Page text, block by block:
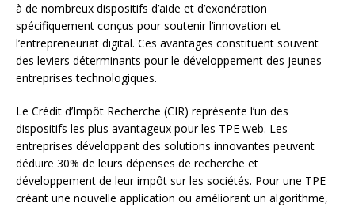
à de nombreux dispositifs d’aide et d’exonération
spécifiquement conçus pour soutenir l’innovation et
l’entrepreneuriat digital. Ces avantages constituent souvent
des leviers déterminants pour le développement des jeunes
entreprises technologiques.
Le Crédit d’Impôt Recherche (CIR) représente l’un des
dispositifs les plus avantageux pour les TPE web. Les
entreprises développant des solutions innovantes peuvent
déduire 30% de leurs dépenses de recherche et
développement de leur impôt sur les sociétés. Pour une TPE
créant une nouvelle application ou améliorant un algorithme,